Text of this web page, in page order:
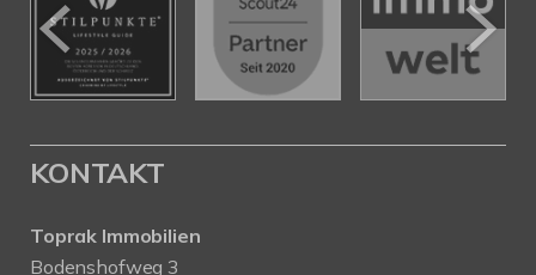
KONTAKT
Toprak Immobilien
Bodenshofweg 3